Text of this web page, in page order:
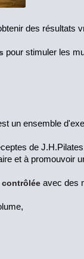
des résultats
pour stimuler les
un ensemble
de
et à promouvoir
avec des